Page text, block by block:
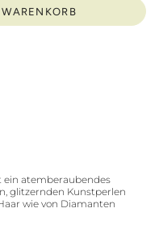
ein atemberaubendes
glitzernden Kunstperlen
wie von Diamanten